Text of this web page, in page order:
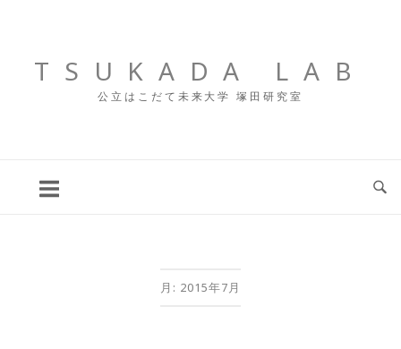
TSUKADA LAB
公立はこだて未来大学 塚田研究室
月: 2015年7月